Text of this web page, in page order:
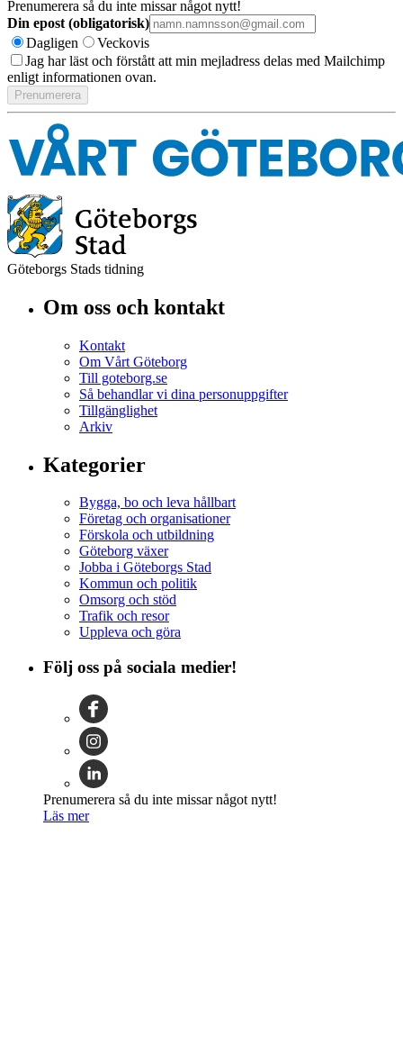
Prenumerera så du inte missar något nytt!
Din epost (obligatorisk)
Dagligen
Veckovis
Jag har läst och förstått att min mejladress delas med Mailchimp
enligt informationen ovan.
Göteborgs Stads tidning
Om oss och kontakt
Kontakt
Om Vårt Göteborg
Till goteborg.se
Så behandlar vi dina personuppgifter
Tillgänglighet
Arkiv
Kategorier
Bygga, bo och leva hållbart
Företag och organisationer
Förskola och utbildning
Göteborg växer
Jobba i Göteborgs Stad
Kommun och politik
Omsorg och stöd
Trafik och resor
Uppleva och göra
Följ oss på sociala medier!
Prenumerera så du inte missar något nytt!
Läs mer